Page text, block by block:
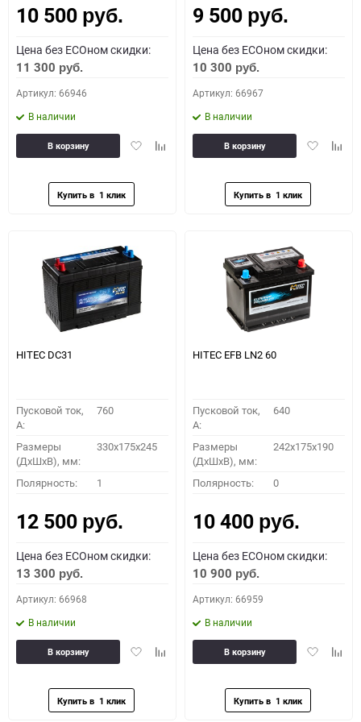
10 500 руб.
Цена без ECOном скидки:
11 300 руб.
Артикул: 66946
В наличии
ДобавитьДобавить
В корзину
9 500 руб.
Цена без ECOном скидки:
10 300 руб.
Артикул: 66967
В наличии
Добавить
В корзину
HITEC DС31
Пусковой ток,
A:
760
Размеры
(ДхШхВ), мм:
330x175x245
Полярность: 1
12 500 руб.
Цена без ECOном скидки:
13 300 руб.
Артикул: 66968
В наличии
ДобавитьДобавить
В корзину
HITEC EFB LN2 60
Пусковой ток,
A:
640
Размеры
(ДхШхВ), мм:
242x175x190
Полярность: 0
10 400 руб.
Цена без ECOном скидки:
10 900 руб.
Артикул: 66959
В наличии
Добавить
В корзину